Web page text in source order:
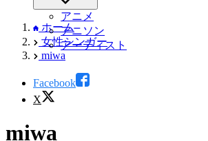
アニメ
アニソン
アーティスト
ホーム
女性シンガー
miwa
Facebook
X
miwa